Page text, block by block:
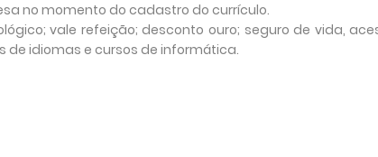
no momento do cadastro do currículo.
vale refeição; desconto ouro; seguro de vida,
idiomas e cursos de informática.